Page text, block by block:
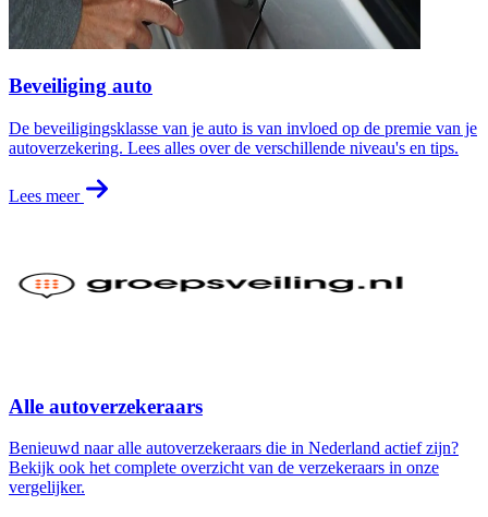
Beveiliging auto
De beveiligingsklasse van je auto is van invloed op de premie van je
autoverzekering. Lees alles over de verschillende niveau's en tips.
Lees meer
Alle autoverzekeraars
Benieuwd naar alle autoverzekeraars die in Nederland actief zijn?
Bekijk ook het complete overzicht van de verzekeraars in onze
vergelijker.